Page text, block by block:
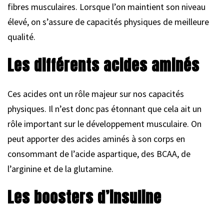
fibres musculaires. Lorsque l’on maintient son niveau
élevé, on s’assure de capacités physiques de meilleure
qualité.
Les différents acides aminés
Ces acides ont un rôle majeur sur nos capacités
physiques. Il n’est donc pas étonnant que cela ait un
rôle important sur le développement musculaire. On
peut apporter des acides aminés à son corps en
consommant de l’acide aspartique, des BCAA, de
l’arginine et de la glutamine.
Les boosters d’insuline